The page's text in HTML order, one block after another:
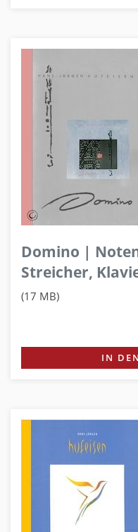
Domino |
Streicher,
(17 MB)
IN